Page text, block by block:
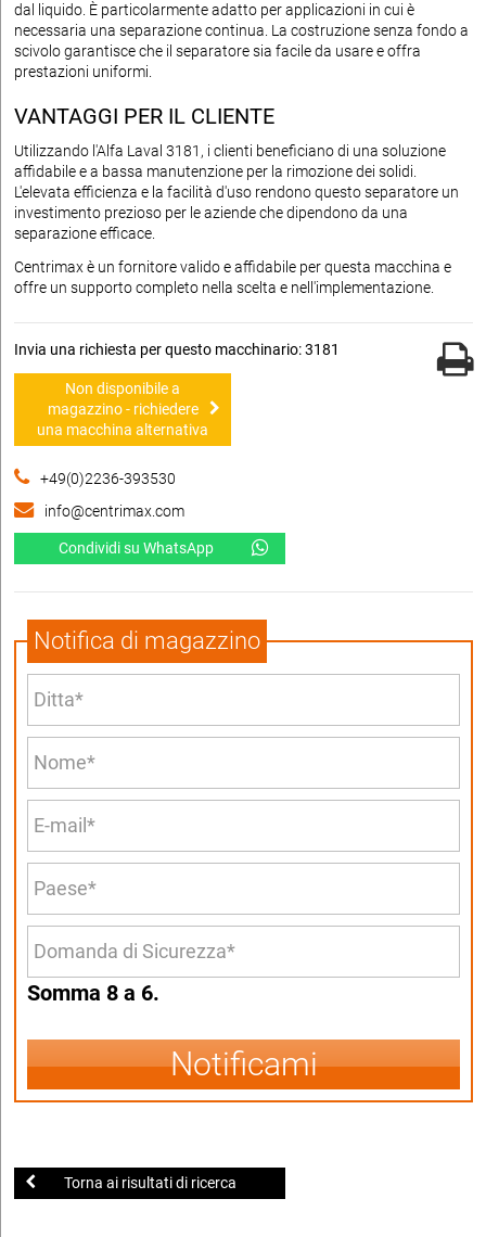
dal liquido. È particolarmente adatto per applicazioni in cui è
necessaria una separazione continua. La costruzione senza fondo a
scivolo garantisce che il separatore sia facile da usare e offra
prestazioni uniformi.
VANTAGGI PER IL CLIENTE
Utilizzando l'Alfa Laval 3181, i clienti beneficiano di una soluzione
affidabile e a bassa manutenzione per la rimozione dei solidi.
L'elevata efficienza e la facilità d'uso rendono questo separatore un
investimento prezioso per le aziende che dipendono da una
separazione efficace.
Centrimax è un fornitore valido e affidabile per questa macchina e
offre un supporto completo nella scelta e nell'implementazione.
Invia una richiesta per questo macchinario: 3181
Non disponibile a
magazzino - richiedere
una macchina alternativa
+49(0)2236-393530
info@centrimax.com
Condividi su WhatsApp
Notifica di magazzino
Somma 8 a 6.
Notificami
Torna ai risultati di ricerca